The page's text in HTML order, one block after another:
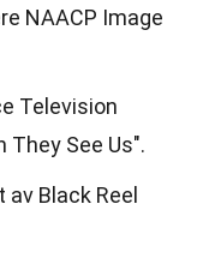
NAACP Image
Television
They See Us".
Black Reel